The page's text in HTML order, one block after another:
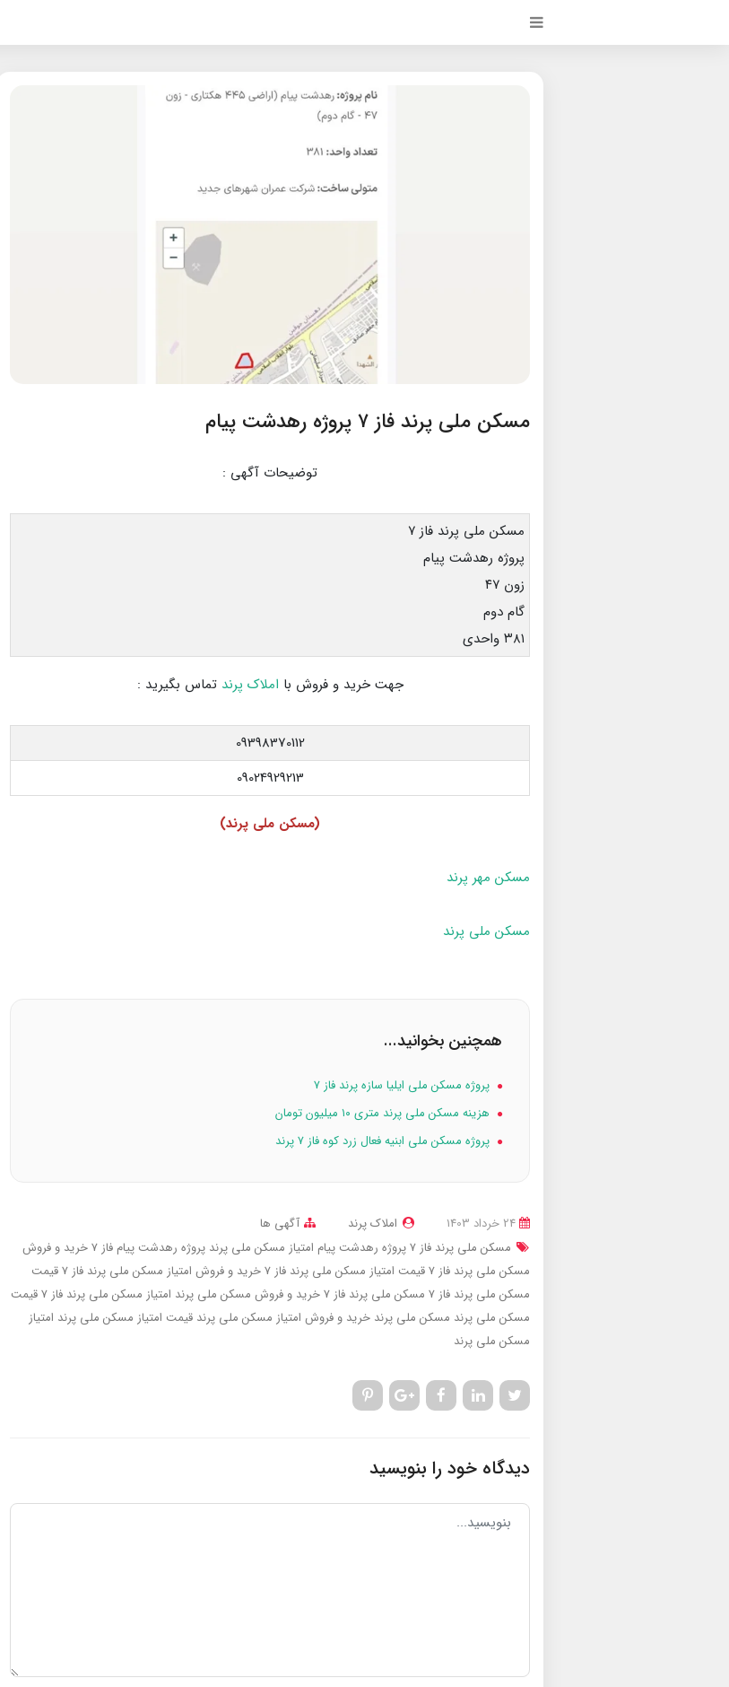
مسکن ملی پرند فاز ۷ پروژه رهدشت پیام
توضیحات آگهی :
مسکن ملی پرند فاز ۷
پروژه رهدشت پیام
زون ۴۷
گام دوم
۳۸۱ واحدی
جهت خرید و فروش با املاک پرند تماس بگیرید :
09398370112
09024929213
(مسکن ملی پرند)
مسکن مهر پرند
مسکن ملی پرند
همچنین بخوانید...
پروژه مسکن ملی ایلیا سازه پرند فاز ۷
هزینه مسکن ملی پرند متری ۱۰ میلیون تومان
پروژه مسکن ملی ابنیه فعال زرد کوه فاز ۷ پرند
املاک پرند
آگهی ها
مسکن ملی پرند فاز 7 پروژه رهدشت پیام
امتیاز مسکن ملی پرند پروژه رهدشت پیام فاز 7
خرید و فروش
مسکن ملی پرند فاز 7
قیمت امتیاز مسکن ملی پرند فاز 7 خرید و فروش امتیاز مسکن ملی پرند فاز 7
قیمت
مسکن ملی پرند فاز 7
مسکن ملی پرند فاز 7 خرید و فروش مسکن ملی پرند امتیاز مسکن ملی پرند فاز 7
قیمت
مسکن ملی پرند مسکن ملی پرند خرید و فروش امتیاز مسکن ملی پرند قیمت امتیاز مسکن ملی پرند امتیاز
مسکن ملی پرند
دیدگاه خود را بنویسید